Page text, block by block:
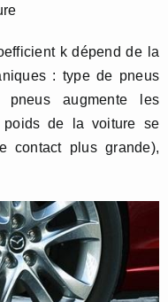
k dépend de la
: type de pneus
augmente les
poids de la voiture se
contact plus grande),